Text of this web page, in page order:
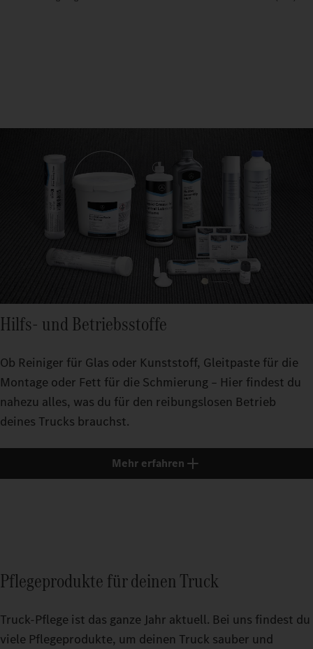
Hilfs- und Betriebsstoffe
Ob Reiniger für Glas oder Kunststoff, Gleitpaste für die
Montage oder Fett für die Schmierung – Hier findest du
nahezu alles, was du für den reibungslosen Betrieb
deines Trucks brauchst.
Mehr erfahren
Pflegeprodukte für deinen Truck
Truck-Pflege ist das ganze Jahr aktuell. Bei uns findest du
viele Pflegeprodukte, um deinen Truck sauber und